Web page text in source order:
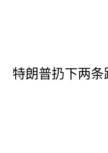
特朗普扔下两